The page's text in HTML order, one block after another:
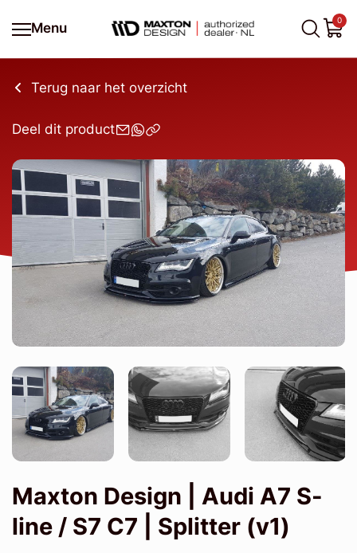
Menu
0
Terug naar het overzicht
Deel dit product
Maxton Design | Audi A7 S-
line / S7 C7 | Splitter (v1)